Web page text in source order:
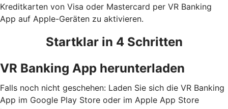
Kreditkarten von Visa oder Mastercard per VR Banking
App auf Apple-Geräten zu aktivieren.
Startklar in 4 Schritten
VR Banking App herunterladen
Falls noch nicht geschehen: Laden Sie sich die VR Banking
App im Google Play Store oder im Apple App Store